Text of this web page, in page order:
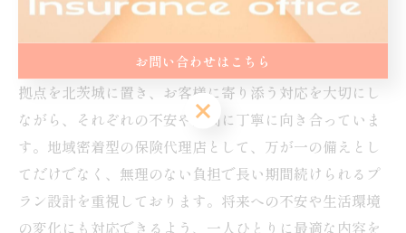
拠点を北茨城に置き、お客様に寄り添う対応を大切にし
ながら、それぞれの不安や疑問に丁寧に向き合っていま
す。地域密着型の保険代理店として、万が一の備えとし
てだけでなく、無理のない負担で長い期間続けられるプ
ラン設計を重視しております。将来への不安や生活環境
の変化にも対応できるよう、一人ひとりに最適な内容を
お問い合わせはこちら
お問い合わせはこちら